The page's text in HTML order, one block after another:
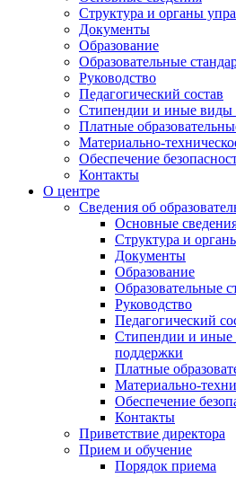
Структура и органы
Документы
Образование
Образовательные
Руководство
Педагогический состав
Стипендии и иные виды
Платные
Материально-
Обеспечение
Контакты
О центре
Сведения об
Основные
Структура и
Документы
Образование
Образовательные
Руководство
Педагогический
Стипендии и иные
поддержки
Платные
Материально-
Обеспечение
Контакты
Приветствие директора
Прием и обучение
Порядок приема